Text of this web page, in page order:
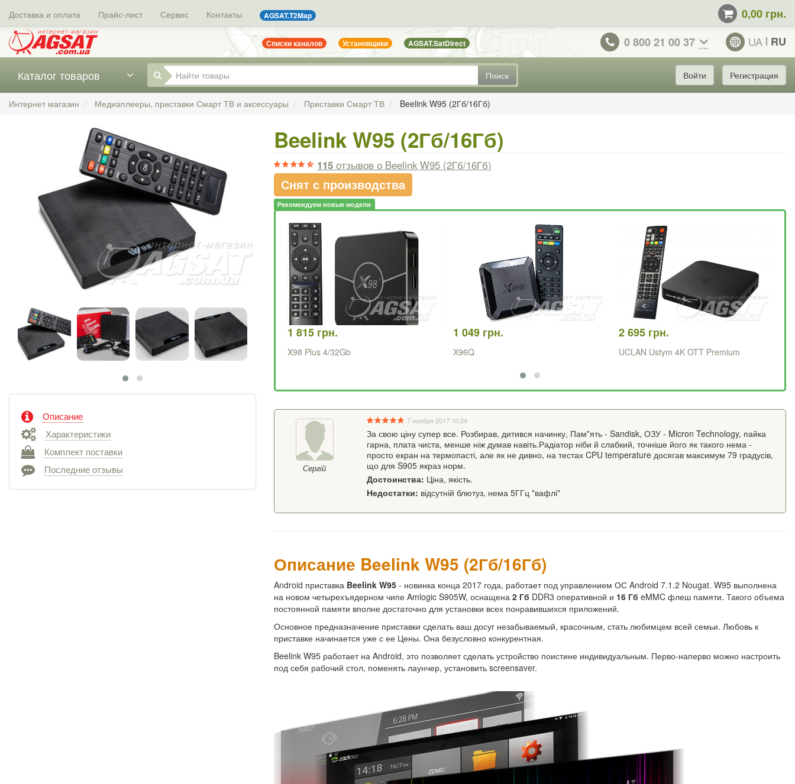
Доставка и оплата Прайс-лист Сервис Контакты AGSAT.T2Map 0,00 грн.
Списки каналов Установщики AGSAT.SatDirect 0 800 21 00 37 UA RU
Поиск
Каталог товаров Войти Регистрация
Интернет магазин Медиаплееры, приставки Смарт ТВ и аксессуары Приставки Смарт ТВ Beelink W95 (2Гб/16Гб)
Описание
Характеристики
Комплект поставки
Последние отзывы
Beelink W95 (2Гб/16Гб)
115 отзывово Beelink W95 (2Гб/16Гб)
Снят с производства
Рекомендуем новые модели
1 815 грн.
X98 Plus 4/32Gb
1 049 грн.
X96Q
2 695 грн.
UCLAN Ustym 4K OTT Premium
Сергій
7 ноября 2017 10:24
За свою ціну супер все. Розбирав, дитився начинку, Пам"ять - Sandisk, ОЗУ - Micron Technology, пайка
гарна, плата чиста, менше ніж думав навіть.Радіатор ніби й слабкий, точніше його як такого нема -
просто екран на термопасті, але як не дивно, на тестах CPU temperature досягав максимум 79 градусів,
що для S905 якраз норм.
Достоинства: Ціна, якість.
Недостатки: відсутній блютуз, нема 5ГГц "вафлі"
Описание Beelink W95 (2Гб/16Гб)
Android приставка Beelink W95 - новинка конца 2017 года, работает под управлением ОС Android 7.1.2 Nougat. W95 выполнена
на новом четырехъядерном чипе Amlogic S905W, оснащена 2 Гб DDR3 оперативной и 16 Гб eMMC флеш памяти. Такого объема
постоянной памяти вполне достаточно для установки всех понравившихся приложений.
Основное предназначение приставки сделать ваш досуг незабываемый, красочным, стать любимцем всей семьи. Любовь к
приставке начинается уже с ее Цены. Она безусловно конкурентная.
Beelink W95 работает на Android, это позволяет сделать устройство поистине индивидуальным. Перво-наперво можно настроить
под себя рабочий стол, поменять лаунчер, установить screensaver.